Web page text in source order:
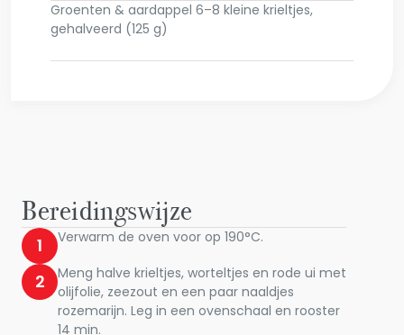
Groenten & aardappel 6–8 kleine krieltjes,
gehalveerd (125 g)
Bereidingswijze
1 Verwarm de oven voor op 190°C.
2
Meng halve krieltjes, worteltjes en rode ui met
olijfolie, zeezout en een paar naaldjes
rozemarijn. Leg in een ovenschaal en rooster
14 min.